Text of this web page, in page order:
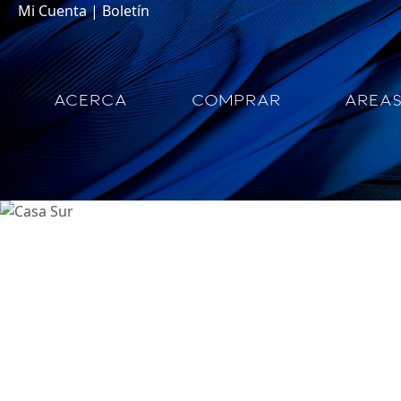
Mi Cuenta|Boletín
ACERCA COMPRAR